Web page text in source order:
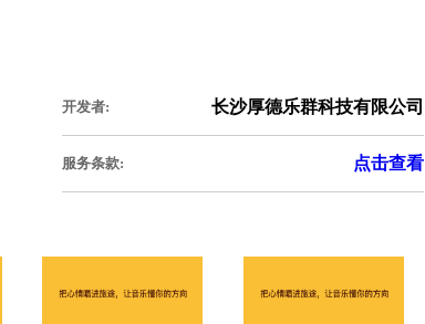
开发者: 长沙厚德乐群科技有限公司
服务条款: 点击查看